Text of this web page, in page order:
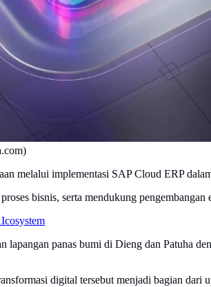
melalui implementasi SAP Cloud ERP
bisnis, serta mendukung
panas bumi di Dieng dan Patuha
digital tersebut menjadi bagian dari